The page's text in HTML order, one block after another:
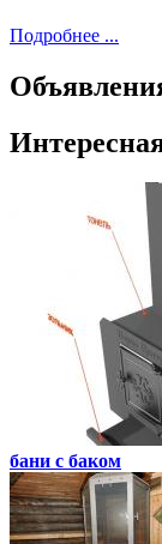
Подробнее ...
бани с баком